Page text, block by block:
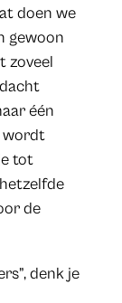
doen we
gewoon
zoveel
één
wordt
tot
de
denk je